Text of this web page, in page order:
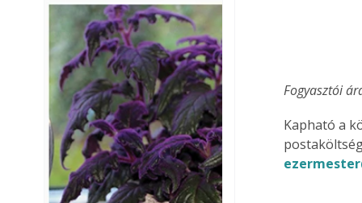
Fogyasztói
Kapható a